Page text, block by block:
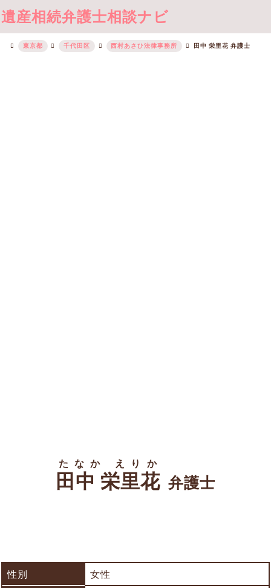
遺産相続弁護士相談ナビ
東京都 千代田区 西村あさひ法律事務所 田中 栄里花 弁護士
田中 栄里花
たなか えりか
弁護士
性別
女性